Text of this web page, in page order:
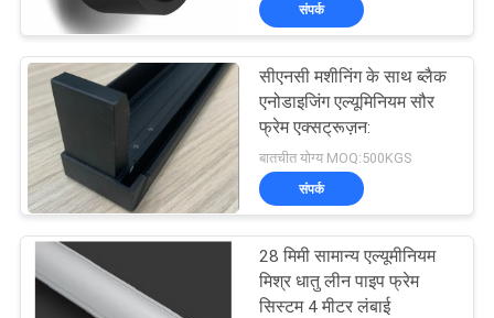
कारखाना
भ्रमण
गुणवत्ता
नियंत्रण
संपर्क
करें
संपर्क
सीएनसी मशीनिंग के साथ ब्लैक
एनोडाइजिंग एल्यूमिनियम सौर
फ्रेम एक्सट्रूज़न:
बातचीत योग्य MOQ:500KGS
संपर्क
28 मिमी सामान्य एल्यूमीनियम
मिश्र धातु लीन पाइप फ्रेम
सिस्टम 4 मीटर लंबाई